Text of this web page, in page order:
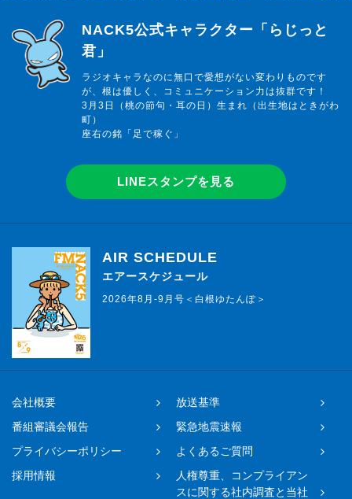
らじっと君
NACK5公式キャラクター「らじっと
君」
ラジオキャラなのに無口で愛想がない変わりものです
が、根は優しく、コミュニケーション力は抜群です！
3月3日（桃の節句・耳の日）生まれ（出生地はときがわ
町）
座右の銘「足で稼ぐ」
LINEスタンプを見る
AIR SCHEDULE
エアースケジュール
2026年8月-9月号＜白根ゆたんぽ＞
会社概要
放送基準
番組審議会報告
緊急地震速報
プライバシーポリシー
よくあるご質問
採用情報
人権尊重、コンプライアン
スに関する社内調査と当社